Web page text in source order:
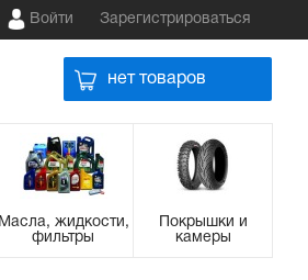
Войти Зарегистрироваться
нет товаров
Масла, жидкости,
фильтры
Покрышки и
камеры